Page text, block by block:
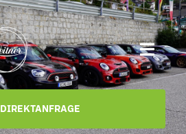
DIREKTANFRAGE